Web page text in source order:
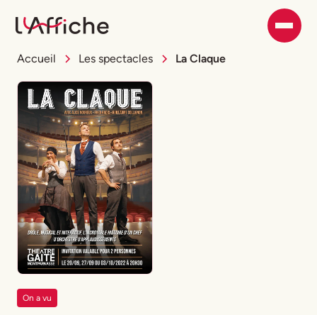
Accueil Les spectacles La Claque
On a vu